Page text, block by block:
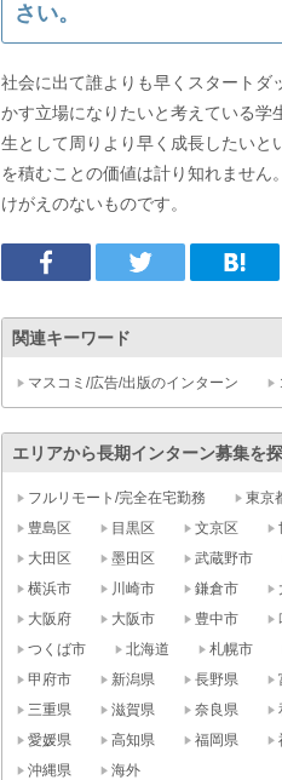
さい。
社会に出て誰よりも早くスタートダ
かす立場になりたいと考えている学
生として周りより早く成長したいと
を積むことの価値は計り知れませ
けがえのないものです。
関連キーワード
マスコミ/広告/出版のインターン
エリアから長期インターン募集を
フルリモート/完全在宅勤務 東京
豊島区
目黒区 文京区
大田区
墨田区 武蔵野市
横浜市
川崎市 鎌倉市
大阪府
大阪市 豊中市
つくば市
北海道 札幌市
甲府市
新潟県 長野県
三重県
滋賀県 奈良県
愛媛県
高知県 福岡県
沖縄県
海外